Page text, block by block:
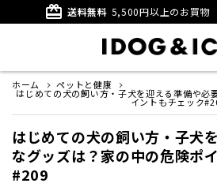
card_giftcard 送料無料 5,500円以上のお買物
ホーム ペットと健康
はじめての犬の飼い方・子犬を迎える準備や必
イントもチェック
はじめての犬の飼い方・子犬
なグッズは？家の中の危険ポ
#209